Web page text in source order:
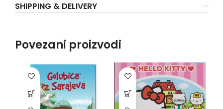
SHIPPING & DELIVERY
Povezani proizvodi